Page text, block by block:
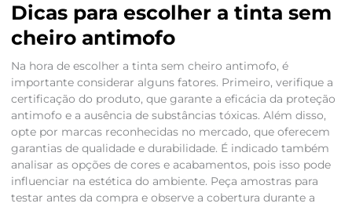
Dicas para escolher a tinta sem
cheiro antimofo
Na hora de escolher a tinta sem cheiro antimofo, é
importante considerar alguns fatores. Primeiro, verifique a
certificação do produto, que garante a eficácia da proteção
antimofo e a ausência de substâncias tóxicas. Além disso,
opte por marcas reconhecidas no mercado, que oferecem
garantias de qualidade e durabilidade. É indicado também
analisar as opções de cores e acabamentos, pois isso pode
influenciar na estética do ambiente. Peça amostras para
testar antes da compra e observe a cobertura durante a